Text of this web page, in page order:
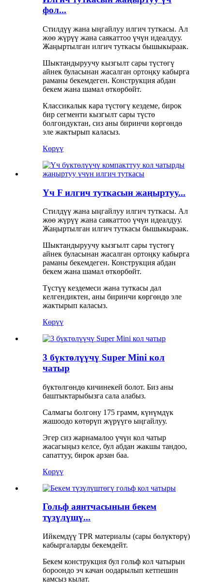
фол...
Стилдүү жана ыңгайлуу илгич туткасы. Ал
жөө жүрүү жана саякаттоо үчүн идеалдуу.
Жаңыртылган илгич туткасы бышыкыраак.
Шыктандыруучу кызгылт сары түстөгү
айнек буласынан жасалган ортоңку кабырга
раманы бекемдеген. Конструкция абдан
бекем жана шамал өткөрбөйт.
Классикалык кара түстөгү кездеме, бирок
бир сегменти кызгылт сары түстө
болгондуктан, сиз аны биринчи көргөндө
эле жактырып каласыз.
Көрүү
Үч F илгич туткасын жаңыртуу...
Стилдүү жана ыңгайлуу илгич туткасы. Ал
жөө жүрүү жана саякаттоо үчүн идеалдуу.
Жаңыртылган илгич туткасы бышыкыраак.
Шыктандыруучу кызгылт сары түстөгү
айнек буласынан жасалган ортоңку кабырга
раманы бекемдеген. Конструкция абдан
бекем жана шамал өткөрбөйт.
Түстүү кездемеси жана туткасы дал
келгендиктен, аны биринчи көргөндө эле
жактырып каласыз.
Көрүү
3 бүктөлүүчү Super Mini кол
чатыр
бүктөлгөндө кичинекей болот. Биз аны
баштыктарыбызга сала алабыз.
Салмагы болгону 175 грамм, күнүмдүк
жашоодо көтөрүп жүрүүгө ыңгайлуу.
Эгер сиз жарнамалоо үчүн кол чатыр
жасагыңыз келсе, бул абдан жакшы тандоо,
сапаттуу, бирок арзан баа.
Көрүү
Гольф аянтчасынын бекем
түзүлүшү...
Ийкемдүү TPR материалы (сары бөлүктөрү)
кабыргаларды бекемдейт.
Бекем конструкция бул гольф кол чатырын
бороондо эч качан оодарылып кетпешин
камсыз кылат.